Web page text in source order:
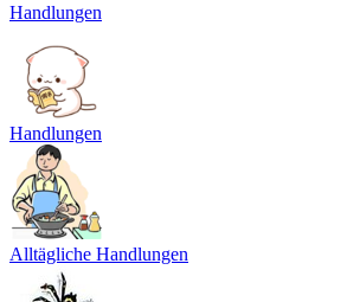
Handlungen
Handlungen
Alltägliche Handlungen